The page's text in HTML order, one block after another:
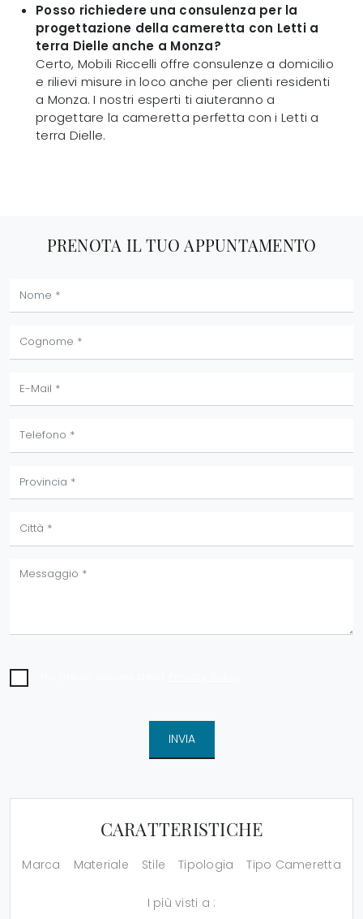
Posso richiedere una consulenza per la
progettazione della cameretta con Letti a
terra Dielle anche a Monza?
Certo, Mobili Riccelli offre consulenze a domicilio
e rilievi misure in loco anche per clienti residenti
a Monza. I nostri esperti ti aiuteranno a
progettare la cameretta perfetta con i Letti a
terra Dielle.
PRENOTA IL TUO APPUNTAMENTO
INVIA
CARATTERISTICHE
Marca Materiale Stile Tipologia Tipo Cameretta
I più visti a :